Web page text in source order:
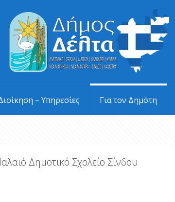
– Υπηρεσίες Για τον Δημότη
Δημοτικό Σχολείο Σίνδου